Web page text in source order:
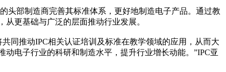
头部制造商完善其标准体系，更好地制造电子产品。通过教
更基础与广泛的层面推动行业发展。
同推动IPC相关认证培训及标准在教学领域的应用，从而大
电子行业的科研和制造水平，提升行业增长动能。”IPC亚